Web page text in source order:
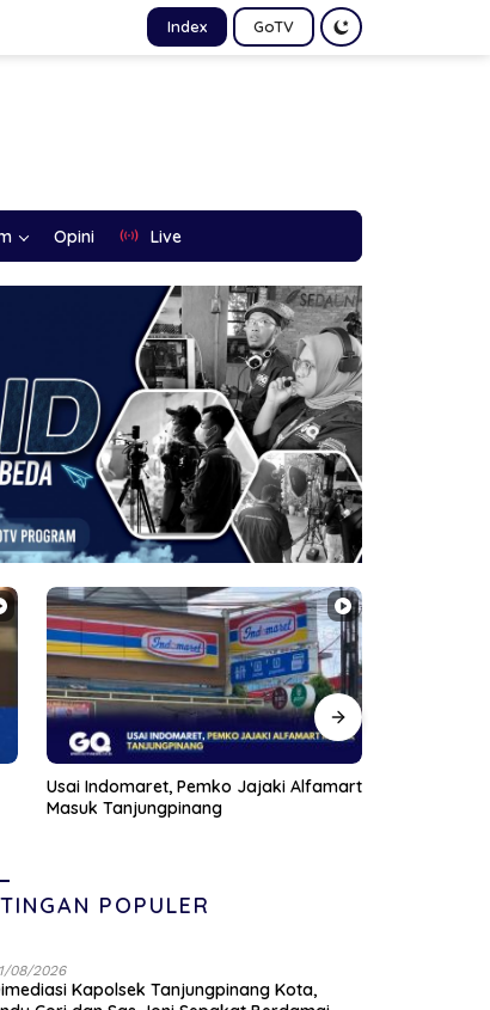
Index GoTV
Opini Live
Anggota DPRD Kepri Januar Robert
Silalahi Reses Perdana di Markas
POPULER
08/2026
Kapolsek Tanjungpinang Kota,